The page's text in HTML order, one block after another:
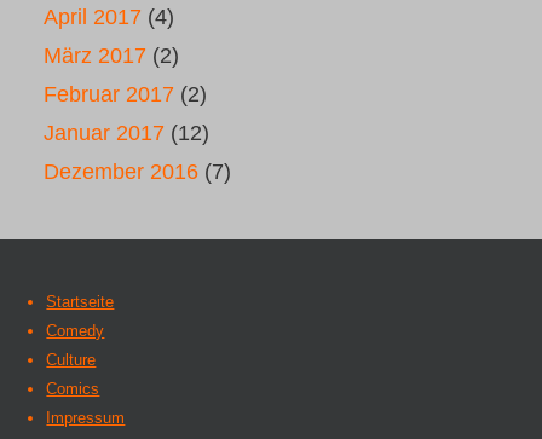
April 2017 (4)
März 2017 (2)
Februar 2017 (2)
Januar 2017 (12)
Dezember 2016 (7)
Startseite
Comedy
Culture
Comics
Impressum